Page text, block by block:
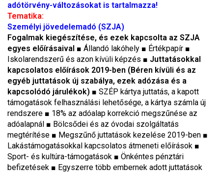
adótörvény-változásokat is tartalmazza!
Tematika:
Személyi jövedelemadó (SZJA)
Fogalmak kiegészítése, és ezek kapcsolta az SZJA
egyes előírásaival ■ Állandó lakóhely ■ Értékpapír ■
Iskolarendszerű és azon kívüli képzés ■ Juttatásokkal
kapcsolatos előírások 2019-ben (Béren kívüli és az
egyéb juttatások új szabálya, ezek adózása és a
kapcsolódó járulékok) ■ SZÉP kártya juttatás, a kapott
támogatások felhasználási lehetősége, a kártya számla új
rendszere ■ 18% az adóalap korrekció megszűnése az
adóalapnál ■ Bölcsődei és az óvodai szolgáltatás
megtérítése ■ Megszűnő juttatások kezelése 2019-ben ■
Lakástámogatásokkal kapcsolatos átmeneti előírások ■
Sport- és kultúra-támogatások ■ Önkéntes pénztári
befizetések ■ Egyszerre több embernek adott juttatások